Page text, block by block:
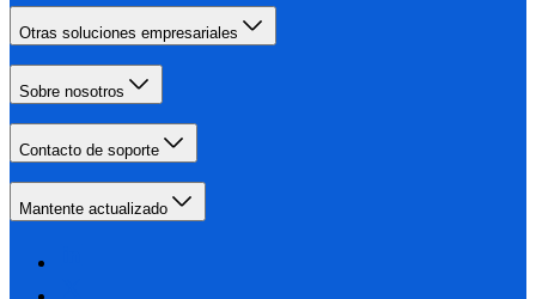
Otras soluciones empresariales
Sobre nosotros
Contacto de soporte
Mantente actualizado